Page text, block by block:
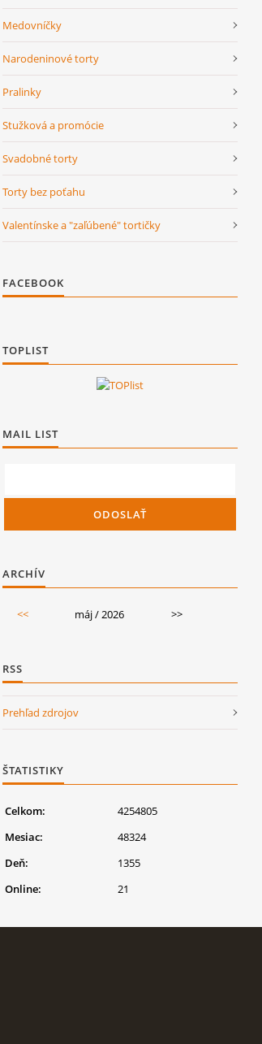
Medovníčky
Narodeninové torty
Pralinky
Stužková a promócie
Svadobné torty
Torty bez poťahu
Valentínske a "zaľúbené" tortičky
FACEBOOK
TOPLIST
MAIL LIST
ARCHÍV
<< máj / 2026 >>
RSS
Prehľad zdrojov
ŠTATISTIKY
Online: 21
Celkom:
4254805
Mesiac:
48324
Deň:
1355